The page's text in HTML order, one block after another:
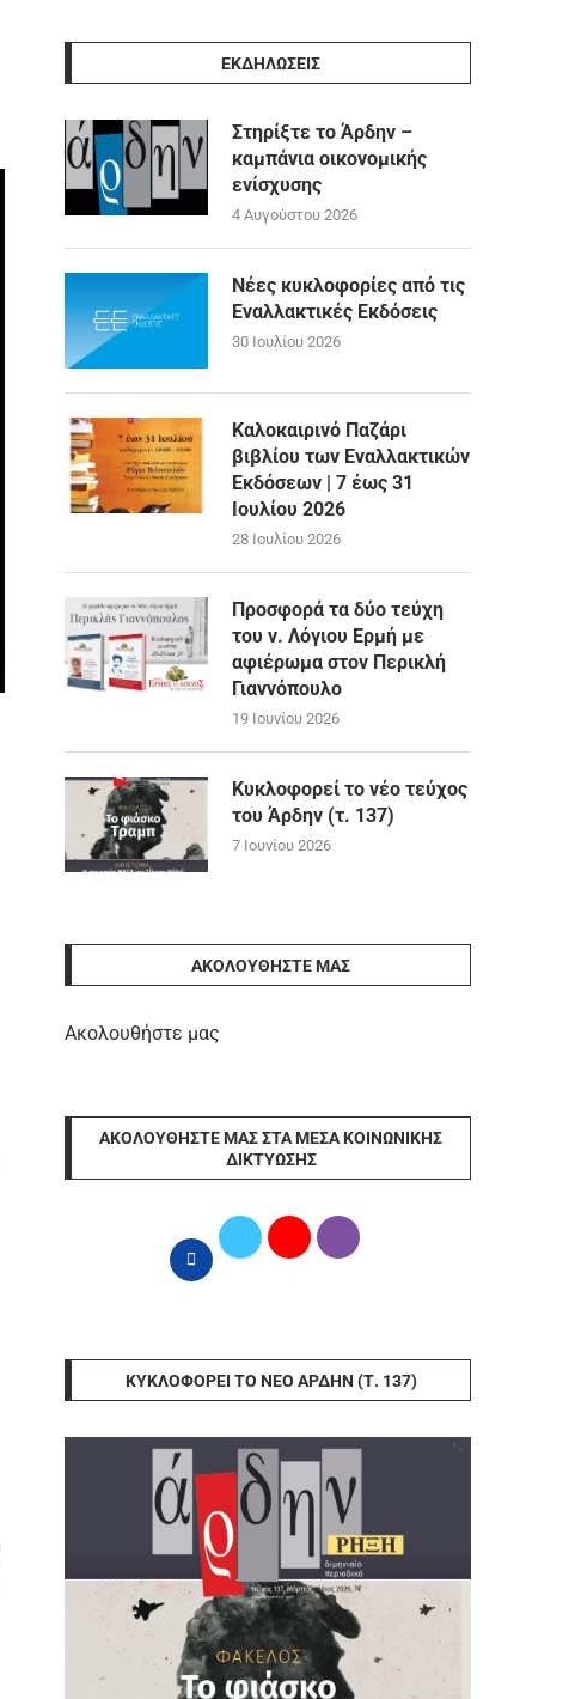
ΕΚΔΗΛΩΣΕΙΣ
Στηρίξτε το Άρδην –
καμπάνια οικονομικής
ενίσχυσης
4 Αυγούστου 2026
Νέες κυκλοφορίες από τις
Εναλλακτικές Εκδόσεις
30 Ιουλίου 2026
Καλοκαιρινό Παζάρι
βιβλίου των Εναλλακτικών
Εκδόσεων | 7 έως 31
Ιουλίου 2026
28 Ιουλίου 2026
Προσφορά τα δύο τεύχη
του ν. Λόγιου Ερμή με
αφιέρωμα στον Περικλή
Γιαννόπουλο
19 Ιουνίου 2026
Κυκλοφορεί το νέο τεύχος
του Άρδην (τ. 137)
7 Ιουνίου 2026
ΑΚΟΛΟΥΘΉΣΤΕ ΜΑΣ
Ακολουθήστε μας
ΑΚΟΛΟΥΘΉΣΤΕ ΜΑΣ ΣΤΑ ΜΈΣΑ ΚΟΙΝΩΝΙΚΉΣ
ΔΙΚΤΎΩΣΗΣ
ΚΥΚΛΟΦΟΡΕΊ ΤΟ ΝΈΟ ΆΡΔΗΝ (Τ. 137)